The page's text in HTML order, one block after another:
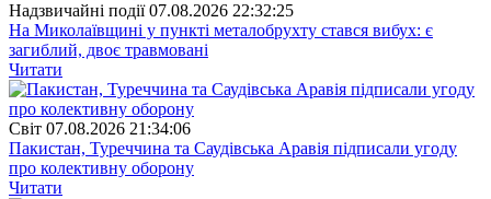
Надзвичайні події 07.08.2026 22:32:25
На Миколаївщині у пункті металобрухту стався вибух: є
загиблий, двоє травмовані
Читати
Свiт 07.08.2026 21:34:06
Пакистан, Туреччина та Саудівська Аравія підписали угоду
про колективну оборону
Читати